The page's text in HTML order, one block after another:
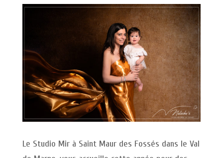
Le Studio Mir à Saint Maur des Fossés dans le Val